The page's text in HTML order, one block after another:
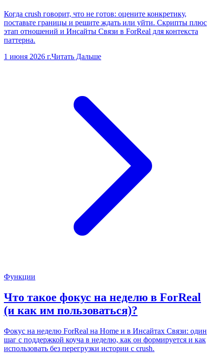
Когда crush говорит, что не готов: оцените конкретику,
поставьте границы и решите ждать или уйти. Скрипты плюс
этап отношений и Инсайты Связи в ForReal для контекста
паттерна.
1 июня 2026 г.Читать Дальше
Функции
Что такое фокус на неделю в ForReal
(и как им пользоваться)?
Фокус на неделю ForReal на Home и в Инсайтах Связи: один
шаг с поддержкой коуча в неделю, как он формируется и как
использовать без перегрузки истории с crush.